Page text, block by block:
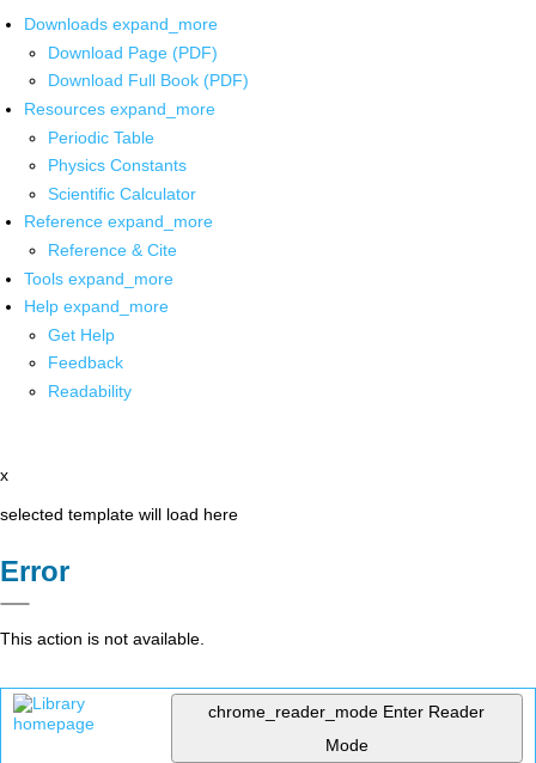
Downloads expand_more
Download Page (PDF)
Download Full Book (PDF)
Resources expand_more
Periodic Table
Physics Constants
Scientific Calculator
Reference expand_more
Reference & Cite
Tools expand_more
Help expand_more
Get Help
Feedback
Readability
x
selected template will load here
Error
This action is not available.
chrome_reader_mode Enter Reader
Mode